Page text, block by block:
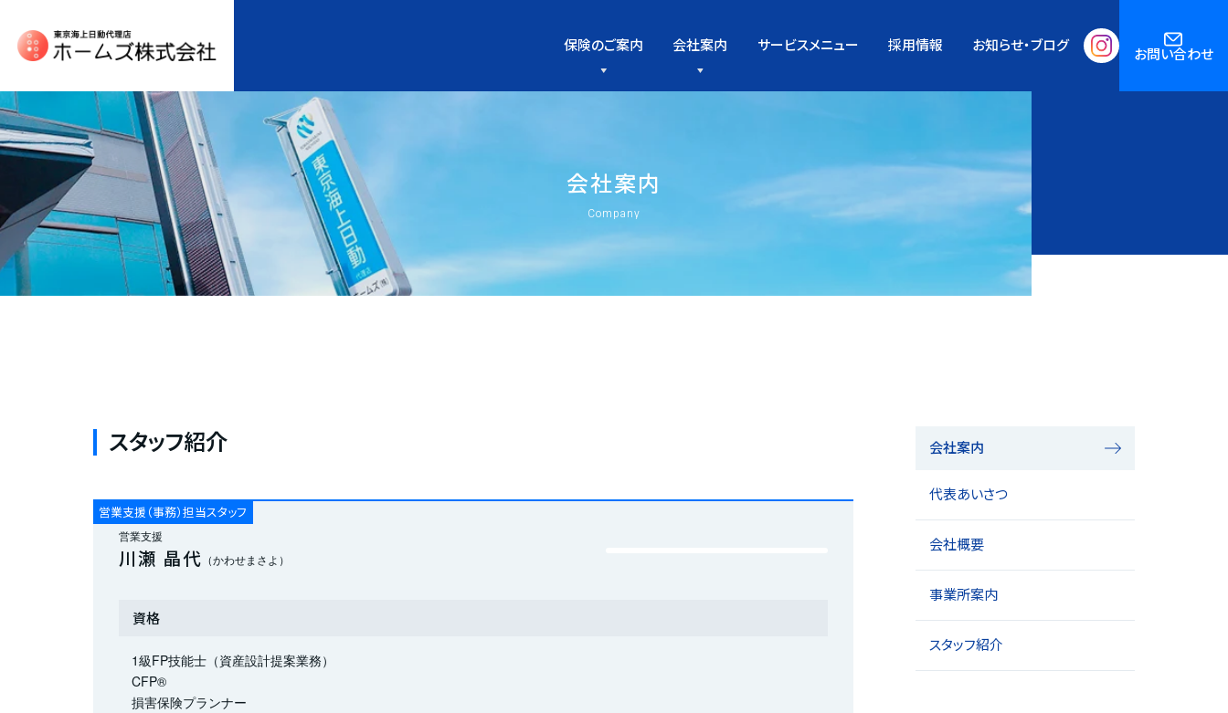
保険のご案内 会社案内 サービスメニュー 採用情報 お知らせ・ブログ お問い合わせ
会社案内
Company
スタッフ紹介
営業支援（事務）担当スタッフ
営業支援
川瀬 晶代 （かわせまさよ）
資格
1級FP技能士（資産設計提案業務）
CFP®
損害保険プランナー
会社案内
代表あいさつ
会社概要
事業所案内
スタッフ紹介